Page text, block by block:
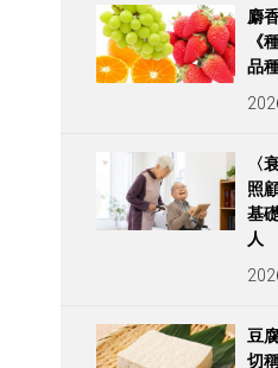
麝
《
品
〈
照
基
人
豆
切